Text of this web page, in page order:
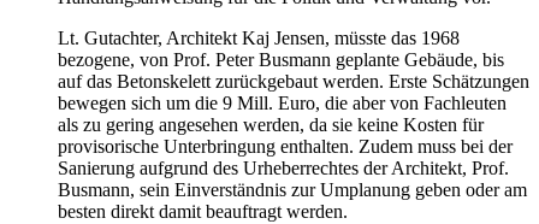
Lt. Gutachter, Architekt Kaj Jensen, müsste das 1968
bezogene, von Prof. Peter Busmann geplante Gebäude, bis
auf das Betonskelett zurückgebaut werden. Erste Schätzungen
bewegen sich um die 9 Mill. Euro, die aber von Fachleuten
als zu gering angesehen werden, da sie keine Kosten für
provisorische Unterbringung enthalten. Zudem muss bei der
Sanierung aufgrund des Urheberrechtes der Architekt, Prof.
Busmann, sein Einverständnis zur Umplanung geben oder am
besten direkt damit beauftragt werden.